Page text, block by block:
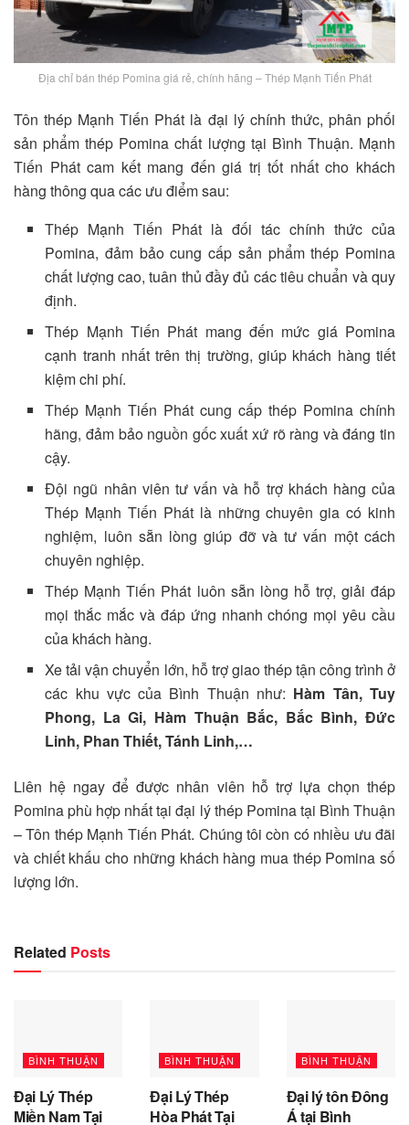
Địa chỉ bán thép Pomina giá rẻ, chính hãng – Thép Mạnh Tiến Phát
Tôn thép Mạnh Tiến Phát là đại lý chính thức, phân phối
sản phẩm thép Pomina chất lượng tại Bình Thuận. Mạnh
Tiến Phát cam kết mang đến giá trị tốt nhất cho khách
hàng thông qua các ưu điểm sau:
Thép Mạnh Tiến Phát là đối tác chính thức của
Pomina, đảm bảo cung cấp sản phẩm thép Pomina
chất lượng cao, tuân thủ đầy đủ các tiêu chuẩn và quy
định.
Thép Mạnh Tiến Phát mang đến mức giá Pomina
cạnh tranh nhất trên thị trường, giúp khách hàng tiết
kiệm chi phí.
Thép Mạnh Tiến Phát cung cấp thép Pomina chính
hãng, đảm bảo nguồn gốc xuất xứ rõ ràng và đáng tin
cậy.
Đội ngũ nhân viên tư vấn và hỗ trợ khách hàng của
Thép Mạnh Tiến Phát là những chuyên gia có kinh
nghiệm, luôn sẵn lòng giúp đỡ và tư vấn một cách
chuyên nghiệp.
Thép Mạnh Tiến Phát luôn sẵn lòng hỗ trợ, giải đáp
mọi thắc mắc và đáp ứng nhanh chóng mọi yêu cầu
của khách hàng.
Xe tải vận chuyển lớn, hỗ trợ giao thép tận công trình ở
các khu vực của Bình Thuận như: Hàm Tân, Tuy
Phong, La Gi, Hàm Thuận Bắc, Bắc Bình, Đức
Linh, Phan Thiết, Tánh Linh,…
Liên hệ ngay để được nhân viên hỗ trợ lựa chọn thép
Pomina phù hợp nhất tại đại lý thép Pomina tại Bình Thuận
– Tôn thép Mạnh Tiến Phát. Chúng tôi còn có nhiều ưu đãi
và chiết khấu cho những khách hàng mua thép Pomina số
lượng lớn.
Related Posts
BÌNH THUẬN
Đại Lý Thép
Miền Nam Tại
BÌNH THUẬN
Đại Lý Thép
Hòa Phát Tại
BÌNH THUẬN
Đại lý tôn Đông
Á tại Bình